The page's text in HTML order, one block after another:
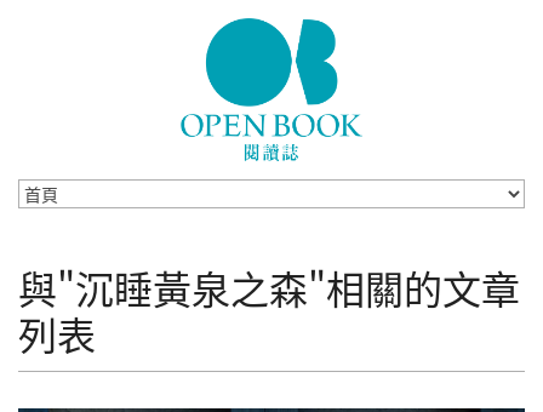
與"沉睡黃泉之森"相關的文章
列表